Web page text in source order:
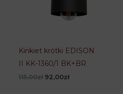
Kinkiet krótki EDISON
II KK-1360/1 BK+BR
115,00zł Pierwotna
92,00złAktualna